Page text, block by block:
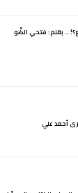
.. بقلم: فتحي الضَّو
أحمد علي